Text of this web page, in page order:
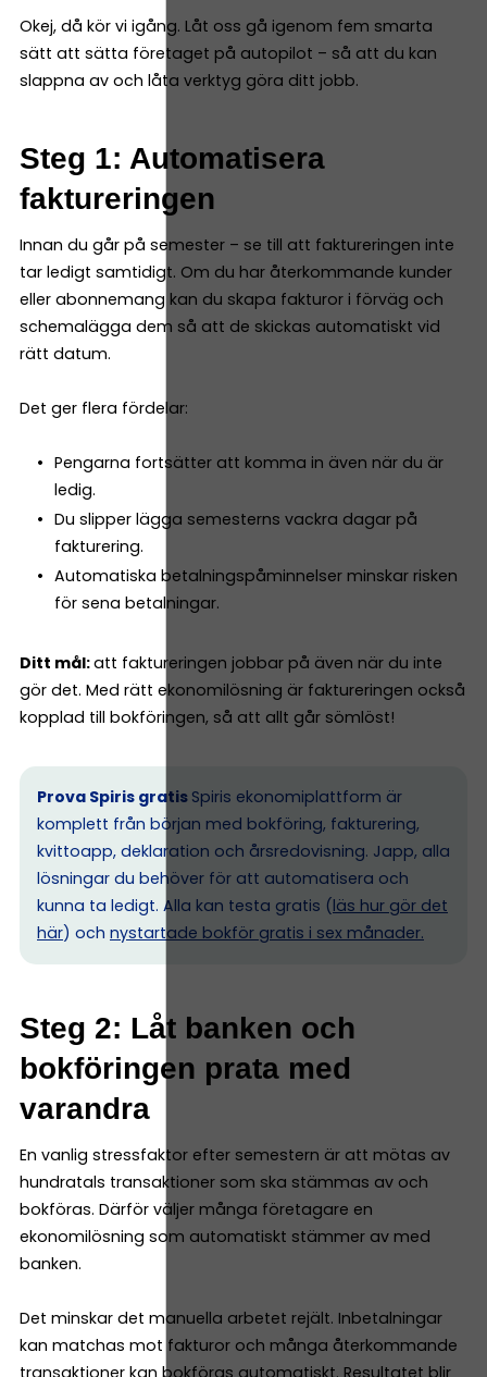
Okej, då kör vi igång. Låt oss gå igenom fem smarta
sätt att sätta företaget på autopilot – så att du kan
slappna av och låta verktyg göra ditt jobb.
Steg 1: Automatisera
faktureringen
Innan du går på semester – se till att faktureringen inte
tar ledigt samtidigt. Om du har återkommande kunder
eller abonnemang kan du skapa fakturor i förväg och
schemalägga dem så att de skickas automatiskt vid
rätt datum.
Det ger flera fördelar:
Pengarna fortsätter att komma in även när du är
ledig.
Du slipper lägga semesterns vackra dagar på
fakturering.
Automatiska betalningspåminnelser minskar risken
för sena betalningar.
Ditt mål:att faktureringen jobbar på även när du inte
gör det. Med rätt ekonomilösning är faktureringen också
kopplad till bokföringen, så att allt går sömlöst!
Prova Spiris gratis Spiris ekonomiplattform är
komplett från början med bokföring, fakturering,
kvittoapp, deklaration och årsredovisning. Japp, alla
lösningar du behöver för att automatisera och
kunna ta ledigt. Alla kan testa gratis (läs hur gör det
här) och nystartade bokför gratis i sex månader.
Steg 2: Låt banken och
bokföringen prata med
varandra
En vanlig stressfaktor efter semestern är att mötas av
hundratals transaktioner som ska stämmas av och
bokföras. Därför väljer många företagare en
ekonomilösning som automatiskt stämmer av med
banken.
Det minskar det manuella arbetet rejält. Inbetalningar
kan matchas mot fakturor och många återkommande